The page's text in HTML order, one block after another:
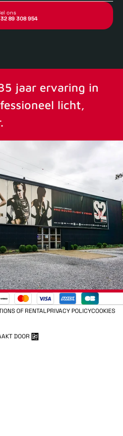
ons
89 308 954
jaar ervaring in
licht,
OF RENTALPRIVACY POLICYCOOKIES
DOOR